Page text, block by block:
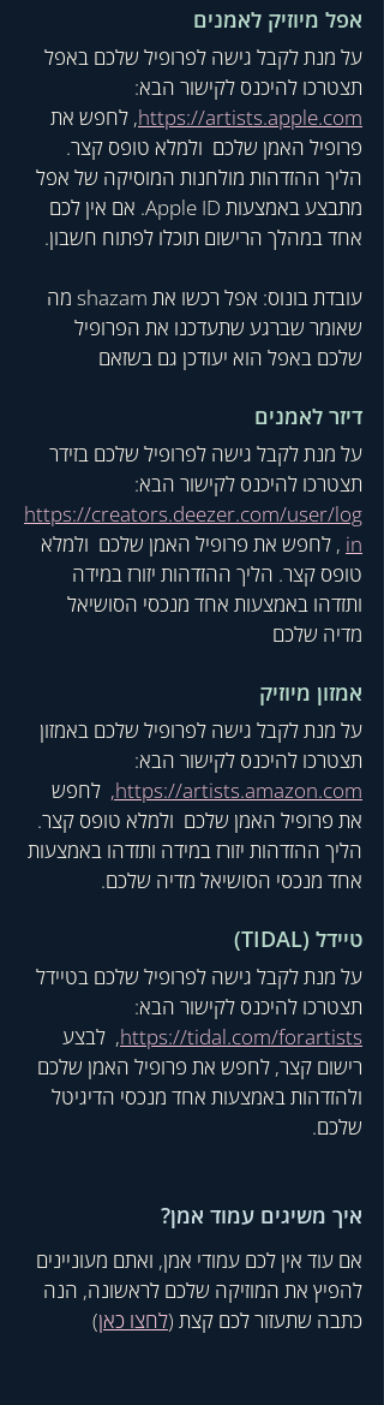
אפל מיוזיק לאמנים
על מנת לקבל גישה לפרופיל שלכם באפל
תצטרכו להיכנס לקישור הבא:
https://artists.apple.com, לחפש את
פרופיל האמן שלכם  ולמלא טופס קצר.
הליך ההזדהות מולחנות המוסיקה של אפל
מתבצע באמצעות Apple ID. אם אין לכם
אחד במהלך הרישום תוכלו לפתוח חשבון.
עובדת בונוס: אפל רכשו את shazam מה
שאומר שברגע שתעדכנו את הפרופיל
שלכם באפל הוא יעודכן גם בשזאם
דיזר לאמנים
על מנת לקבל גישה לפרופיל שלכם בזידר
תצטרכו להיכנס לקישור הבא:
https://creators.deezer.com/user/log
in , לחפש את פרופיל האמן שלכם  ולמלא
טופס קצר. הליך ההזדהות יזורז במידה
ותזדהו באמצעות אחד מנכסי הסושיאל
מדיה שלכם
אמזון מיוזיק
על מנת לקבל גישה לפרופיל שלכם באמזון
תצטרכו להיכנס לקישור הבא:
https://artists.amazon.com,
  לחפש
את פרופיל האמן שלכם  ולמלא טופס קצר.
הליך ההזדהות יזורז במידה ותזדהו באמצעות
אחד מנכסי הסושיאל מדיה שלכם.
טיידל (TIDAL)
על מנת לקבל גישה לפרופיל שלכם בטיידל
תצטרכו להיכנס לקישור הבא:
https://tidal.com/forartists,  לבצע
רישום קצר, לחפש את פרופיל האמן שלכם
ולהזדהות באמצעות אחד מנכסי הדיגיטל
שלכם.
איך משיגים עמוד אמן?
אם עוד אין לכם עמודי אמן, ואתם מעוניינים
להפיץ את המוזיקה שלכם לראשונה, הנה
כתבה שתעזור לכם קצת (לחצו כאן)